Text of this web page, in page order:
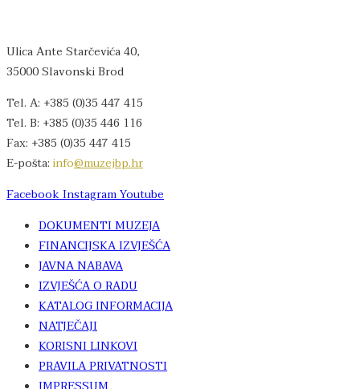
Ulica Ante Starčevića 40,
35000 Slavonski Brod
Tel. A: +385 (0)35 447 415
Tel. B: +385 (0)35 446 116
Fax: +385 (0)35 447 415
E-pošta: info@muzejbp.hr
FacebookInstagramYoutube
DOKUMENTI MUZEJA
FINANCIJSKA IZVJEŠĆA
JAVNA NABAVA
IZVJEŠĆA O RADU
KATALOG INFORMACIJA
NATJEČAJI
KORISNI LINKOVI
PRAVILA PRIVATNOSTI